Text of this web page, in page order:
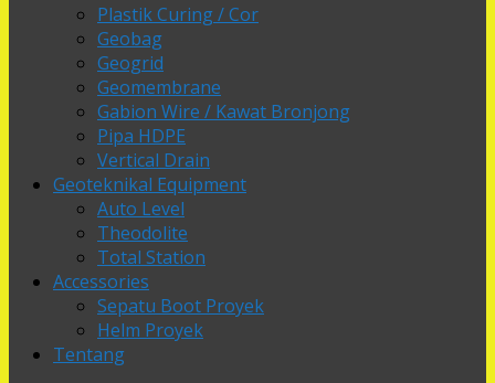
Plastik Curing / Cor
Geobag
Geogrid
Geomembrane
Gabion Wire / Kawat Bronjong
Pipa HDPE
Vertical Drain
Geoteknikal Equipment
Auto Level
Theodolite
Total Station
Accessories
Sepatu Boot Proyek
Helm Proyek
Tentang